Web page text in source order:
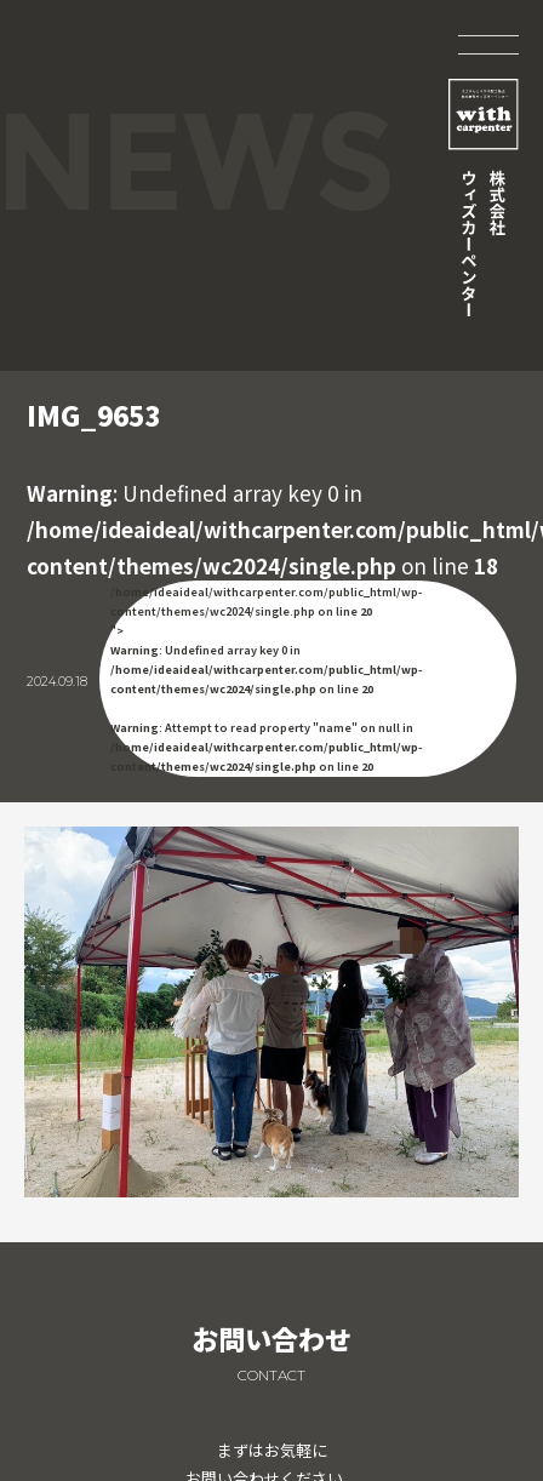
IMG_9653
Warning: Undefined array key 0 in
/home/ideaideal/withcarpenter.com/
content/themes/wc2024/single.php on line 18
2024.09.18
/home/ideaideal/withcarpenter.com/public_html/wp-
content/themes/wc2024/single.php on line 20
">
Warning: Undefined array key 0 in
/home/ideaideal/withcarpenter.com/public_html/wp-
content/themes/wc2024/single.php on line 20
Warning: Attempt to read property "name" on null in
/home/ideaideal/withcarpenter.com/public_html/wp-
content/themes/wc2024/single.php on line 20
お問い合わせ
CONTACT
まずはお気軽に